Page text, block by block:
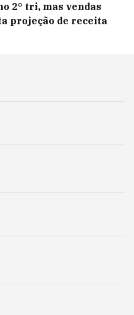
2° tri, mas vendas
projeção de receita